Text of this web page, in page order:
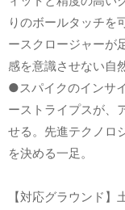
りのボールタッチを
ースクロージャーが
感を意識させない自
●スパイクのインサ
ーストライプスが、
せる。先進テクノロ
を決める一足。
【対応グラウンド